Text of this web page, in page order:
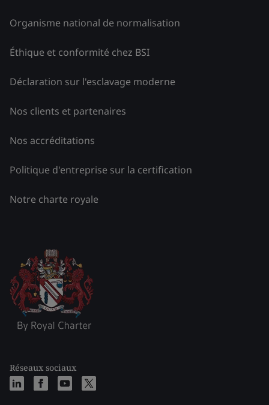
Organisme national de normalisation
Éthique et conformité chez BSI
Déclaration sur l'esclavage moderne
Nos clients et partenaires
Nos accréditations
Politique d'entreprise sur la certification
Notre charte royale
Réseaux sociaux